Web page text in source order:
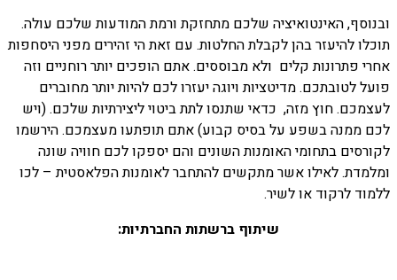
ובנוסף, האינטואיציה שלכם מתחזקת ורמת המודעות שלכם עולה.
תוכלו להיעזר בהן לקבלת החלטות. עם זאת הי זהירים מפני היסחפות
אחרי פתרונות קלים ולא מבוססים. אתם הופכים יותר רוחניים וזה
פועל לטובתכם. מדיטציות ויוגה יעזרו לכם להיות יותר מחוברים
לעצמכם. חוץ מזה, כדאי שתנסו לתת ביטוי ליצירתיות שלכם. (ויש
לכם ממנה בשפע על בסיס קבוע) אתם תופתעו מעצמכם. הירשמו
לקורסים בתחומי האומנות השונים והם יספקו לכם חוויה שונה
ומלמדת. לאילו אשר מתקשים להתחבר לאומנות הפלאסטית – לכו
ללמוד לרקוד או לשיר.
שיתוף ברשתות החברתיות: